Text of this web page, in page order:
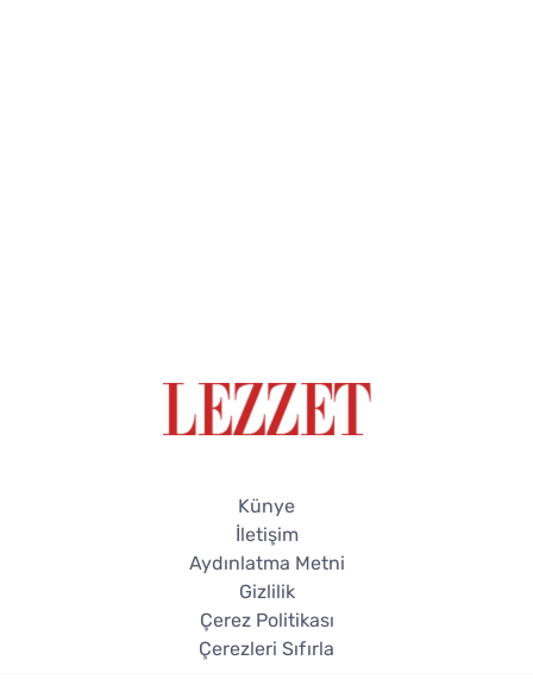
Künye
İletişim
Aydınlatma Metni
Gizlilik
Çerez Politikası
Çerezleri Sıfırla